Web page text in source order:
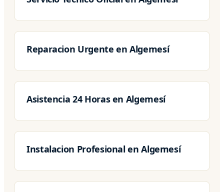
Reparacion Urgente en Algemesí
Asistencia 24 Horas en Algemesí
Instalacion Profesional en Algemesí